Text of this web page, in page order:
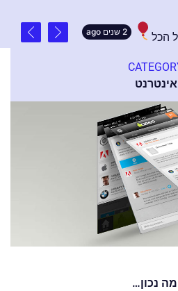
מעל הכל
אינטרנט
נכון…